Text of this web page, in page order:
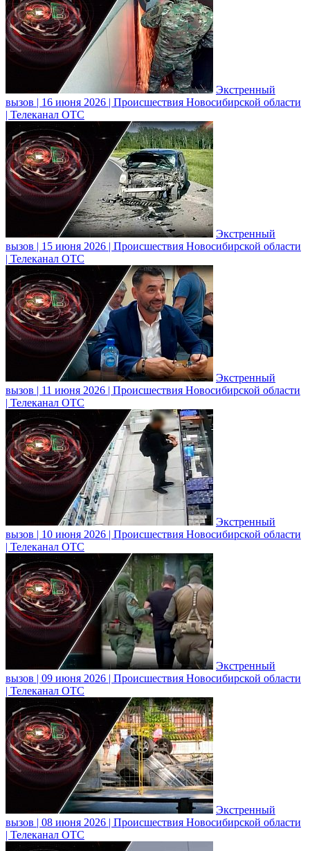
Экстренный
вызов | 16 июня 2026 | Происшествия Новосибирской области
| Телеканал ОТС
Экстренный
вызов | 15 июня 2026 | Происшествия Новосибирской области
| Телеканал ОТС
Экстренный
вызов | 11 июня 2026 | Происшествия Новосибирской области
| Телеканал ОТС
Экстренный
вызов | 10 июня 2026 | Происшествия Новосибирской области
| Телеканал ОТС
Экстренный
вызов | 09 июня 2026 | Происшествия Новосибирской области
| Телеканал ОТС
Экстренный
вызов | 08 июня 2026 | Происшествия Новосибирской области
| Телеканал ОТС